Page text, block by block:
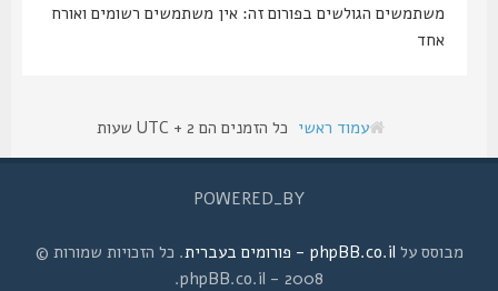
משתמשים הגולשים בפורום זה: אין משתמשים רשומים ואורח
עמוד ראשי כל הזמנים הם UTC + 2 שעות
POWERED_BY
מבוסס עלphpBB.co.il - פורומים בעברית
. כל הזכויות שמורות ©
2008 - phpBB.co.il.